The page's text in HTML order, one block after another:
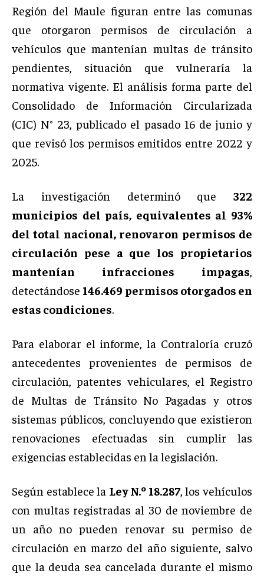
Región del Maule figuran entre las comunas
que otorgaron permisos de circulación a
vehículos que mantenían multas de tránsito
pendientes, situación que vulneraría la
normativa vigente. El análisis forma parte del
Consolidado de Información Circularizada
(CIC) N° 23, publicado el pasado 16 de junio y
que revisó los permisos emitidos entre 2022 y
2025.
La investigación determinó que 322
municipios del país, equivalentes al 93%
del total nacional, renovaron permisos de
circulación pese a que los propietarios
mantenían infracciones impagas,
detectándose 146.469 permisos otorgados en
estas condiciones.
Para elaborar el informe, la Contraloría cruzó
antecedentes provenientes de permisos de
circulación, patentes vehiculares, el Registro
de Multas de Tránsito No Pagadas y otros
sistemas públicos, concluyendo que existieron
renovaciones efectuadas sin cumplir las
exigencias establecidas en la legislación.
Según establece la Ley N.º 18.287, los vehículos
con multas registradas al 30 de noviembre de
un año no pueden renovar su permiso de
circulación en marzo del año siguiente, salvo
que la deuda sea cancelada durante el mismo